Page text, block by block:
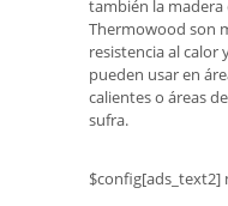
también la madera
Thermowood son
resistencia al
pueden usar en
calientes o áreas
sufra.
$config[ads_text2]